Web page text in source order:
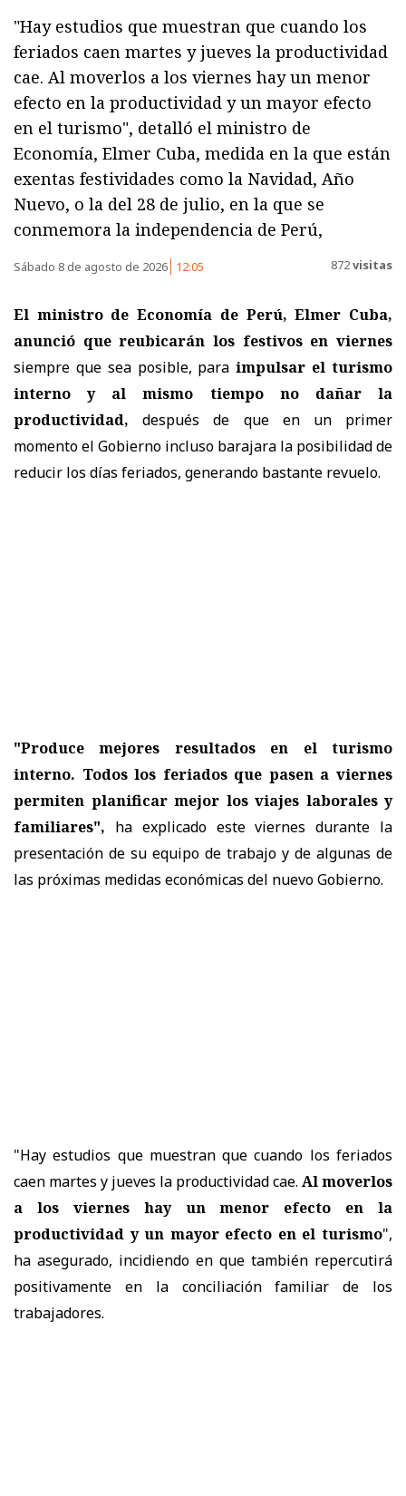
"Hay estudios que muestran que cuando los
feriados caen martes y jueves la productividad
cae. Al moverlos a los viernes hay un menor
efecto en la productividad y un mayor efecto
en el turismo", detalló el ministro de
Economía, Elmer Cuba, medida en la que están
exentas festividades como la Navidad, Año
Nuevo, o la del 28 de julio, en la que se
conmemora la independencia de Perú,
Sábado 8 de agosto de 2026 12:05 872visitas
El ministro de Economía de Perú, Elmer Cuba,
anunció que reubicarán los festivos en viernes
siempre que sea posible, para impulsar el turismo
interno y al mismo tiempo no dañar la
productividad, después de que en un primer
momento el Gobierno incluso barajara la posibilidad de
reducir los días feriados, generando bastante revuelo.
"Produce mejores resultados en el turismo
interno. Todos los feriados que pasen a viernes
permiten planificar mejor los viajes laborales y
familiares", ha explicado este viernes durante la
presentación de su equipo de trabajo y de algunas de
las próximas medidas económicas del nuevo Gobierno.
"Hay estudios que muestran que cuando los feriados
caen martes y jueves la productividad cae. Al moverlos
a los viernes hay un menor efecto en la
productividad y un mayor efecto en el turismo",
ha asegurado, incidiendo en que también repercutirá
positivamente en la conciliación familiar de los
trabajadores.